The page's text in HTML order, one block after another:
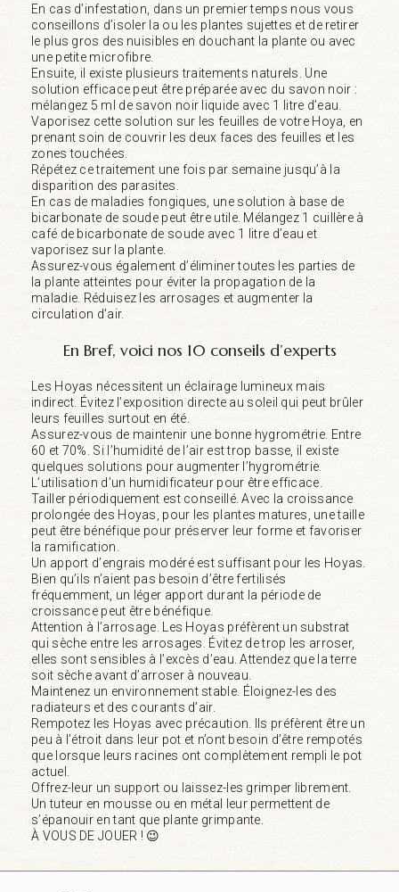
En cas d’infestation, dans un premier temps nous vous
conseillons d’isoler la ou les plantes sujettes et de retirer
le plus gros des nuisibles en douchant la plante ou avec
une petite microfibre.
Ensuite, il existe plusieurs traitements naturels. Une
solution efficace peut être préparée avec du savon noir :
mélangez 5 ml de savon noir liquide avec 1 litre d’eau.
Vaporisez cette solution sur les feuilles de votre Hoya, en
prenant soin de couvrir les deux faces des feuilles et les
zones touchées.
Répétez ce traitement une fois par semaine jusqu’à la
disparition des parasites.
En cas de maladies fongiques, une solution à base de
bicarbonate de soude peut être utile. Mélangez 1 cuillère à
café de bicarbonate de soude avec 1 litre d’eau et
vaporisez sur la plante.
Assurez-vous également d’éliminer toutes les parties de
la plante atteintes pour éviter la propagation de la
maladie. Réduisez les arrosages et augmenter la
circulation d’air.
En Bref, voici nos 10 conseils d’experts
Les Hoyas nécessitent un éclairage lumineux mais
indirect. Évitez l’exposition directe au soleil qui peut brûler
leurs feuilles surtout en été.
Assurez-vous de maintenir une bonne hygrométrie. Entre
60 et 70%. Si l’humidité de l’air est trop basse, il existe
quelques solutions pour augmenter l’hygrométrie.
L’utilisation d’un humidificateur pour être efficace.
Tailler périodiquement est conseillé. Avec la croissance
prolongée des Hoyas, pour les plantes matures, une taille
peut être bénéfique pour préserver leur forme et favoriser
la ramification.
Un apport d’engrais modéré est suffisant pour les Hoyas.
Bien qu’ils n’aient pas besoin d’être fertilisés
fréquemment, un léger apport durant la période de
croissance peut être bénéfique.
Attention à l’arrosage. Les Hoyas préfèrent un substrat
qui sèche entre les arrosages. Évitez de trop les arroser,
elles sont sensibles à l’excès d’eau. Attendez que la terre
soit sèche avant d’arroser à nouveau.
Maintenez un environnement stable. Éloignez-les des
radiateurs et des courants d’air.
Rempotez les Hoyas avec précaution. Ils préfèrent être un
peu à l’étroit dans leur pot et n’ont besoin d’être rempotés
que lorsque leurs racines ont complètement rempli le pot
actuel.
Offrez-leur un support ou laissez-les grimper librement.
Un tuteur en mousse ou en métal leur permettent de
s’épanouir en tant que plante grimpante.
À VOUS DE JOUER ! 😉